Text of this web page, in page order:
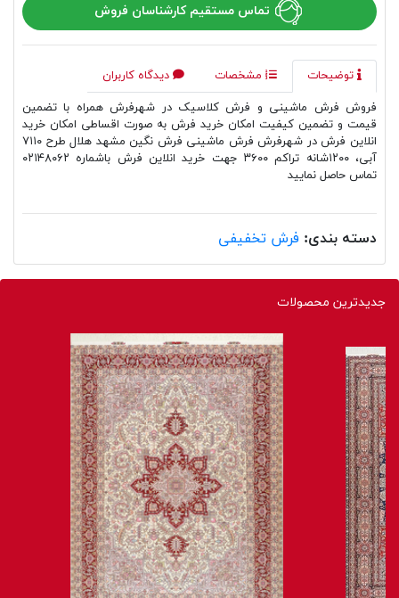
تماس مستقیم کارشناسان فروش
توضیحات مشخصات
دیدگاه کاربران
فروش فرش ماشینی و فرش کلاسیک در شهرفرش همراه با تضمین
قیمت و تضمین کیفیت امکان خرید فرش به صورت اقساطی امکان خرید
انلاین فرش در شهرفرش فرش ماشینی فرش نگین مشهد هلال طرح ۷۱۱۰
آبی، ۱۲۰۰شانه تراکم ۳۶۰۰ جهت خرید انلاین فرش باشماره ۰۲۱۴۸۰۶۲
تماس حاصل نمایید
دسته بندی: فرش تخفیفی
جدیدترین محصولات